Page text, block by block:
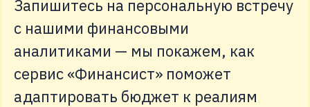
Запишитесь на персональную встречу
с нашими финансовыми
аналитиками — мы покажем, как
сервис «Финансист» поможет
адаптировать бюджет к реалиям